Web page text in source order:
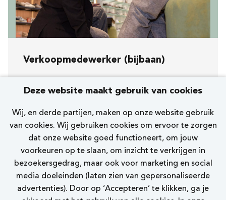
Deze website maakt gebruik van cookies
Wij, en derde partijen, maken op onze website gebruik
van cookies. Wij gebruiken cookies om ervoor te zorgen
dat onze website goed functioneert, om jouw
voorkeuren op te slaan, om inzicht te verkrijgen in
bezoekersgedrag, maar ook voor marketing en social
media doeleinden (laten zien van gepersonaliseerde
advertenties). Door op ‘Accepteren’ te klikken, ga je
Verkoopmedewerker (bijbaan)
Nelson Premium
0 - 12 uur
Bekijk vacature